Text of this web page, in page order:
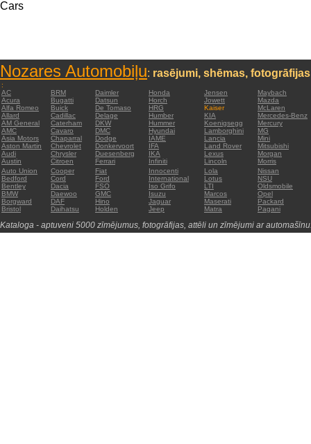
Cars
Nozares Automobiļu: rasējumi, shēmas,
:
AC
BRM Daimler Honda Jensen
Maybach
Acura
Bugatti Datsun Horch Jowett
Mazda
Alfa Romeo
Buick De Tomaso HRG Kaiser
McLaren
Allard
Cadillac Delage Humber KIA
Mercedes-Benz
AM General
Caterham DKW Hummer Koenigsegg
Mercury
AMC
Cavaro DMC Hyundai Lamborghini
MG
Asia Motors
Chaparral Dodge IAME Lancia
Mini
Aston Martin
Chevrolet Donkervoort IFA Land Rover
Mitsubishi
Audi
Chrysler Duesenberg IKA Lexus
Morgan
Austin
Citroen Ferrari Infiniti Lincoln
Morris
Auto Union
Cooper Fiat Innocenti Lola
Nissan
Bedford
Cord Ford International Lotus
NSU
Bentley
Dacia FSO Iso Grifo LTI
Oldsmobile
BMW
Daewoo GMC Isuzu Marcos
Opel
Borgward
DAF Hino Jaguar Maserati
Packard
Bristol
Daihatsu Holden Jeep Matra Pagani
Kataloga - aptuveni 5000 zīmējumus, fotogrāfijas, attēli un zīmējumi ar